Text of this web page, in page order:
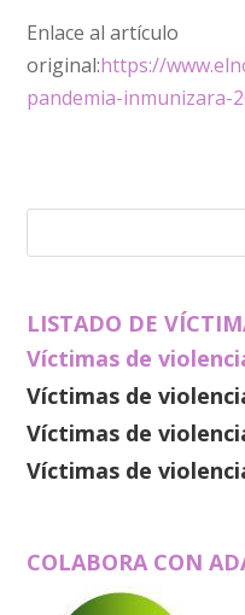
Enlace al artículo
original:https://
pandemia-inmunizara-
LISTADO DE
Víctimas de
Víctimas de
Víctimas de
Víctimas de
COLABORA CON